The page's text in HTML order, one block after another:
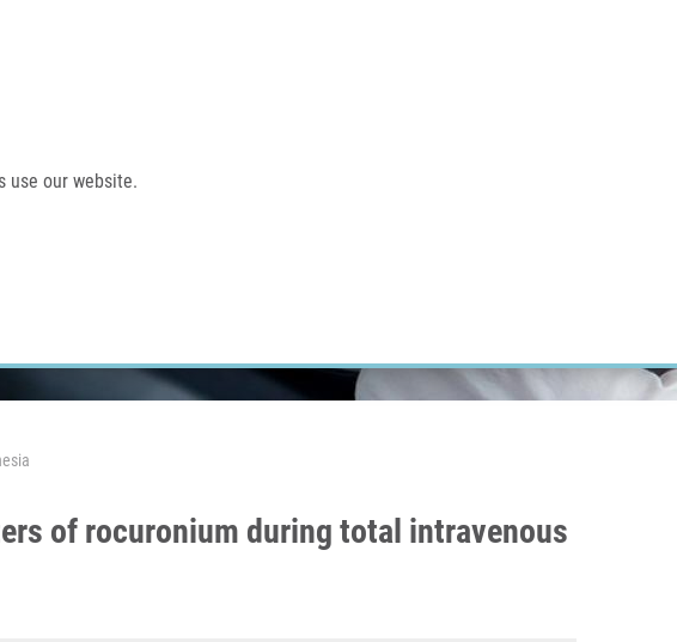
use our website.
of rocuronium during total intravenous